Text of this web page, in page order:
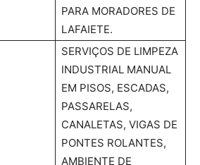
PARA MORADORES DE
LAFAIETE.
SERVIÇOS DE LIMPEZA
INDUSTRIAL MANUAL
EM PISOS, ESCADAS,
PASSARELAS,
CANALETAS, VIGAS DE
PONTES ROLANTES,
AMBIENTE DE